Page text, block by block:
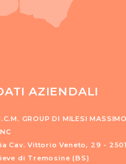
AZIENDALI
GROUP DI MILESI
Cav. Vittorio Veneto, 29 -
di Tremosine (BS)